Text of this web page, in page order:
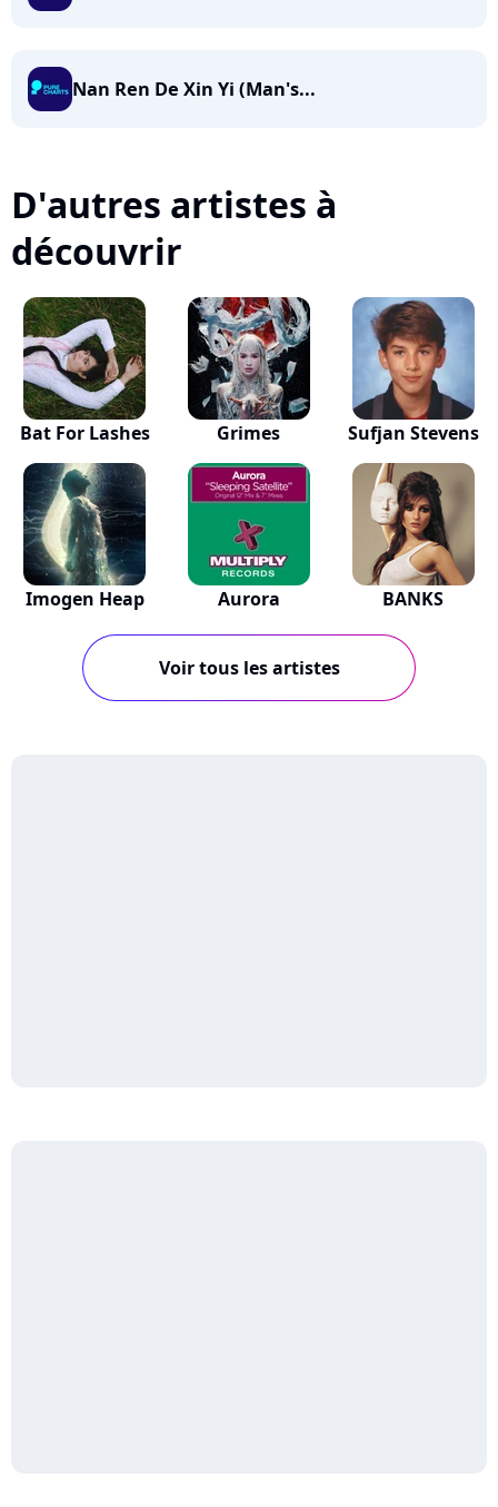
Nan Ren De Xin Yi (Man's...
D'autres artistes à
découvrir
Bat For Lashes Grimes Sufjan Stevens
Imogen Heap Aurora BANKS
Voir tous les artistes